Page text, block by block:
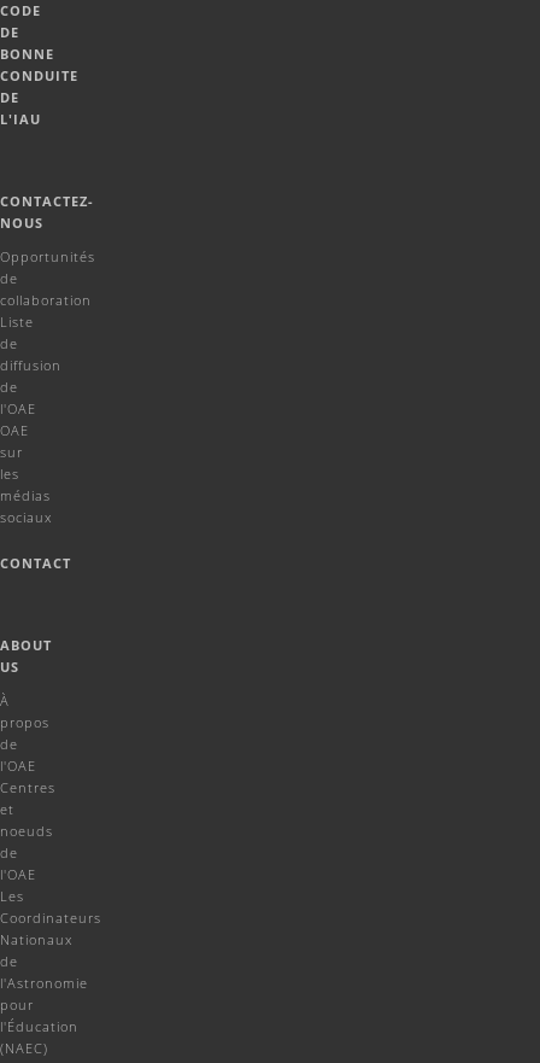
CODE
DE
BONNE
CONDUITE
DE
L'IAU
CONTACTEZ-
NOUS
Opportunités
de
collaboration
Liste
de
diffusion
de
l'OAE
OAE
sur
les
médias
sociaux
CONTACT
ABOUT
US
À
propos
de
l'OAE
Centres
et
noeuds
de
l'OAE
Les
Coordinateurs
Nationaux
de
l'Astronomie
pour
l'Éducation
(NAEC)